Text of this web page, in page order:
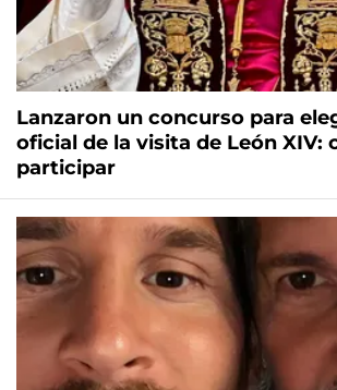
Lanzaron un concurso para
oficial de la visita de León XIV:
participar